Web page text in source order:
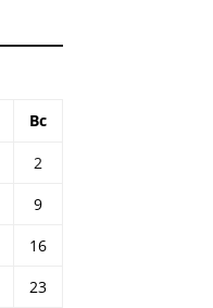
Вс
2
9
16
23